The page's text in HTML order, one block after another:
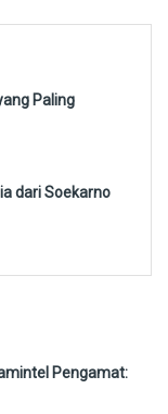
Paling
dari Soekarno
Pengamat: